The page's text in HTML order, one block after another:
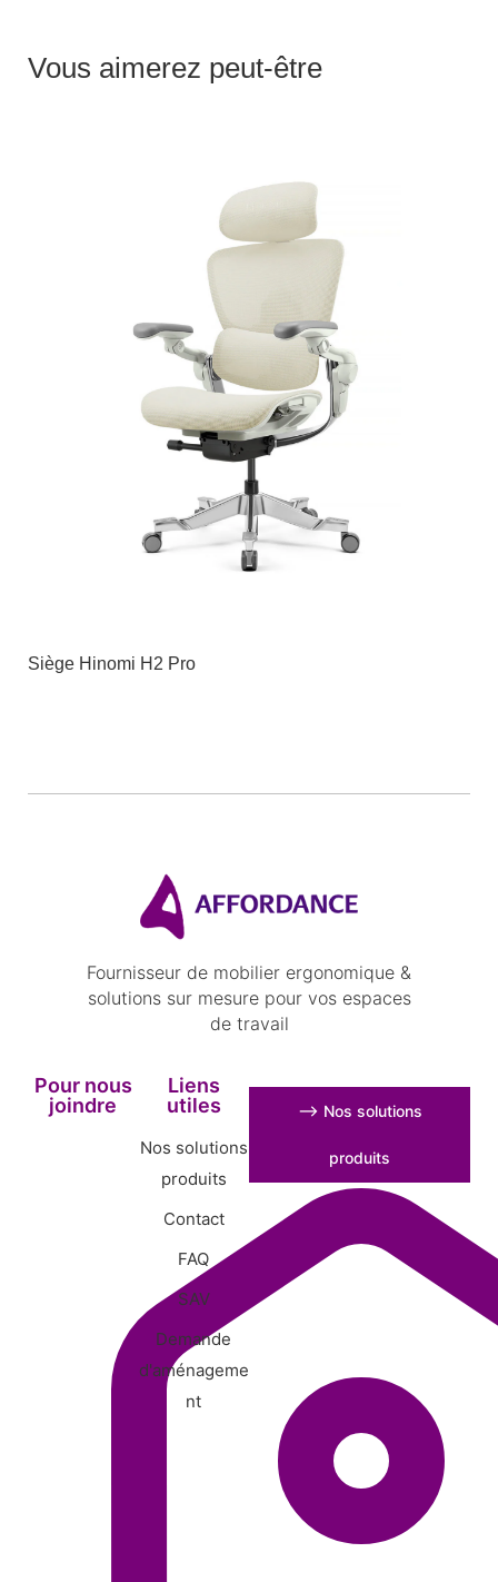
Vous aimerez peut-être
Siège Hinomi H2 Pro
Fournisseur de mobilier ergonomique &
solutions sur mesure pour vos espaces
de travail
Pour nous
joindre
Liens
utiles
Nos solutions
produits
Contact
FAQ
SAV
Demande
d'aménageme
nt
⟶ Nos solutions
produits